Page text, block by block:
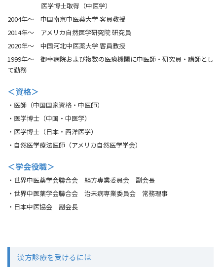
医学博士取得（中医学）
2004年～ 中国南京中医薬大学 客員教授
2014年～ アメリカ自然医学研究院 研究員
2020年～ 中国河北中医薬大学 客員教授
1999年～ 御幸病院および複数の医療機関に中医師・研究員・講師とし
て勤務
＜資格＞
・医師（中国国家資格・中医師）
・医学博士（中国・中医学）
・医学博士（日本・西洋医学）
・自然医学療法医師（アメリカ自然医学学会）
＜学会役職＞
・世界中医薬学会聯合会 経方専業委員会 副会長
・世界中医薬学会聯合会 治未病専業委員会 常務理事
・日本中医協会 副会長
漢方診療を受けるには